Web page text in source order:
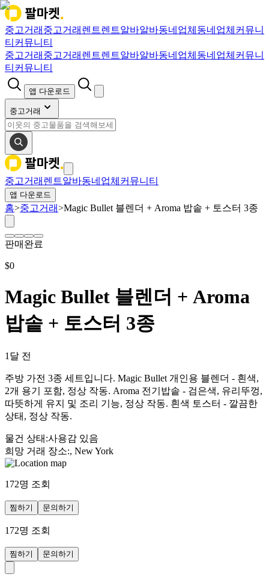
중고거래 중고거래 렌트렌트알바알바동네업체 동네업체 커뮤니
티 커뮤니티
중고거래 중고거래 렌트렌트알바알바동네업체 동네업체 커뮤니
티 커뮤니티
앱 다운로드
중고거래
중고거래 렌트알바동네업체 커뮤니티
앱 다운로드
홈>중고거래>Magic Bullet 블렌더 + Aroma 밥솥 + 토스터 3종
판매완료
$0
Magic Bullet 블렌더 + Aroma
밥솥 + 토스터 3종
1달 전
주방 가전 3종 세트입니다. Magic Bullet 개인용 블렌더 - 흰색,
2개 용기 포함, 정상 작동. Aroma 전기밥솥 - 검은색, 유리뚜껑,
따뜻하게 유지 및 조리 기능, 정상 작동. 흰색 토스터 - 깔끔한
상태, 정상 작동.
물건 상태 :사용감 있음
희망 거래 장소:, New York
172명 조회
찜하기 문의하기
172명 조회
찜하기 문의하기